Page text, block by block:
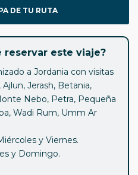
DE TU RUTA
reservar este viaje?
a Jordania con visitas
Jerash, Betania,
Nebo, Petra, Pequeña
Wadi Rum, Umm Ar
y Viernes.
y Domingo.